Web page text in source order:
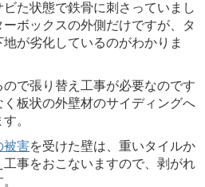
た状態で鉄骨に刺さっていまし
ボックスの外側だけですが、タ
が劣化しているのがわかりま
で張り替え工事が必要なのです
板状の外壁材のサイディングへ
。
被害を受けた壁は、重いタイルか
事をおこないますので、剥がれ